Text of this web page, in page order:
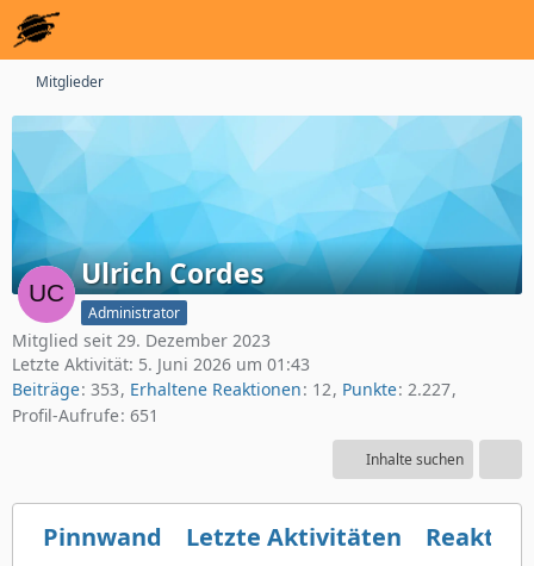
Mitglieder
Ulrich Cordes
Administrator
Mitglied seit 29. Dezember 2023
Letzte Aktivität: 5. Juni 2026 um 01:43
Beiträge 353 Erhaltene Reaktionen 12 Punkte 2.227
Profil-Aufrufe 651
Inhalte suchen
Pinnwand Letzte Aktivitäten